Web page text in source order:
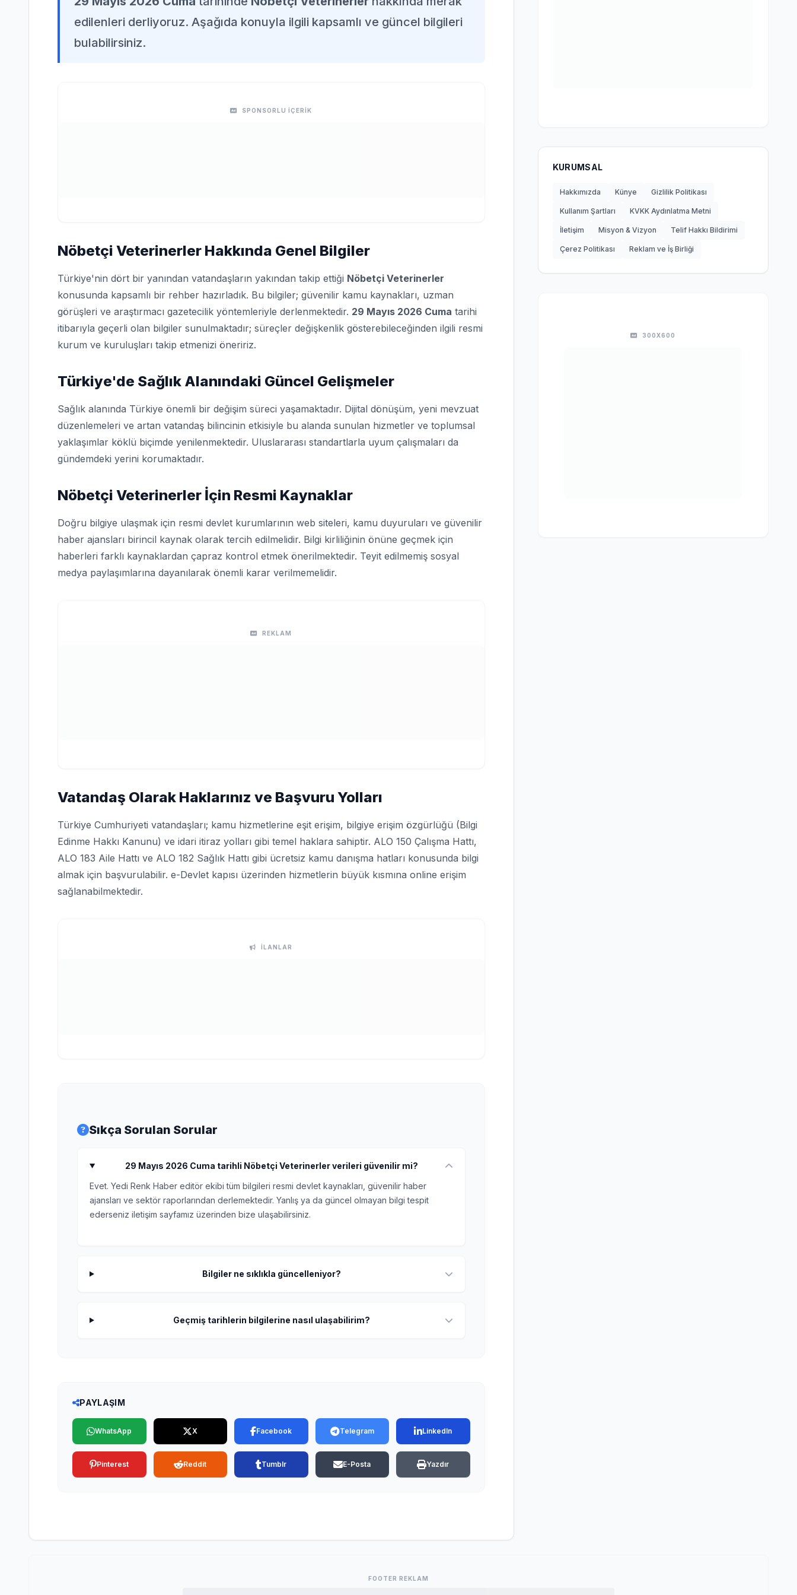
edilenleri derliyoruz. Aşağıda konuyla ilgili kapsamlı ve güncel bilgileri
bulabilirsiniz.
SPONSORLU İÇERİK
Nöbetçi Veterinerler Hakkında Genel Bilgiler
Türkiye'nin dört bir yanından vatandaşların yakından takip ettiği Nöbetçi Veterinerler
konusunda kapsamlı bir rehber hazırladık. Bu bilgiler; güvenilir kamu kaynakları, uzman
görüşleri ve araştırmacı gazetecilik yöntemleriyle derlenmektedir. 29 Mayıs 2026 Cuma tarihi
itibarıyla geçerli olan bilgiler sunulmaktadır; süreçler değişkenlik gösterebileceğinden ilgili resmi
kurum ve kuruluşları takip etmenizi öneririz.
Türkiye'de Sağlık Alanındaki Güncel Gelişmeler
Sağlık alanında Türkiye önemli bir değişim süreci yaşamaktadır. Dijital dönüşüm, yeni mevzuat
düzenlemeleri ve artan vatandaş bilincinin etkisiyle bu alanda sunulan hizmetler ve toplumsal
yaklaşımlar köklü biçimde yenilenmektedir. Uluslararası standartlarla uyum çalışmaları da
gündemdeki yerini korumaktadır.
Nöbetçi Veterinerler İçin Resmi Kaynaklar
Doğru bilgiye ulaşmak için resmi devlet kurumlarının web siteleri, kamu duyuruları ve güvenilir
haber ajansları birincil kaynak olarak tercih edilmelidir. Bilgi kirliliğinin önüne geçmek için
haberleri farklı kaynaklardan çapraz kontrol etmek önerilmektedir. Teyit edilmemiş sosyal
medya paylaşımlarına dayanılarak önemli karar verilmemelidir.
REKLAM
Vatandaş Olarak Haklarınız ve Başvuru Yolları
Türkiye Cumhuriyeti vatandaşları; kamu hizmetlerine eşit erişim, bilgiye erişim özgürlüğü (Bilgi
Edinme Hakkı Kanunu) ve idari itiraz yolları gibi temel haklara sahiptir. ALO 150 Çalışma Hattı,
ALO 183 Aile Hattı ve ALO 182 Sağlık Hattı gibi ücretsiz kamu danışma hatları konusunda bilgi
almak için başvurulabilir. e-Devlet kapısı üzerinden hizmetlerin büyük kısmına online erişim
sağlanabilmektedir.
İLANLAR
Sıkça Sorulan Sorular
29 Mayıs 2026 Cuma tarihli Nöbetçi Veterinerler verileri güvenilir mi?
Evet. Yedi Renk Haber editör ekibi tüm bilgileri resmi devlet kaynakları, güvenilir haber
ajansları ve sektör raporlarından derlemektedir. Yanlış ya da güncel olmayan bilgi tespit
ederseniz iletişim sayfamız üzerinden bize ulaşabilirsiniz.
Bilgiler ne sıklıkla güncelleniyor?
Geçmiş tarihlerin bilgilerine nasıl ulaşabilirim?
PAYLAŞIM
WhatsApp X Facebook Telegram LinkedIn
Pinterest Reddit Tumblr E-Posta Yazdır
KURUMSAL
Hakkımızda Künye Gizlilik Politikası
Kullanım Şartları KVKK Aydınlatma Metni
İletişim Misyon & Vizyon Telif Hakkı Bildirimi
Çerez Politikası Reklam ve İş Birliği
300X600
FOOTER REKLAM